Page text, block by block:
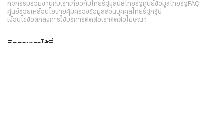
กิจกรรมร่วมงานกับเราเกี่ยวกับไทยรัฐมูลนิธิไทยรัฐศูนย์ข้อมูลไทยรัฐFAQ
ศูนย์ช่วยเหลือนโยบายคุ้มครองข้อมูลส่วนบุคคลไทยรัฐกรุ๊ป
เงื่อนไขข้อตกลงการใช้บริการติดต่อเราติดต่อโฆษณา
ติดตามเราได้ที่